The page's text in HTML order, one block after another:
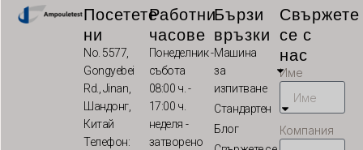
Посетете
ни
No. 5577,
Gongyebei
Rd., Jinan,
Шандонг,
Китай
Телефон:
Работни
часове
Понеделник -
събота
08:00 ч. -
17:00 ч.
неделя -
затворено
Бързи
връзки
Машина
за
изпитване
Стандартен
Блог
Свържете
се с
нас
Име
Компания
ID
IT
JA
KO
LT